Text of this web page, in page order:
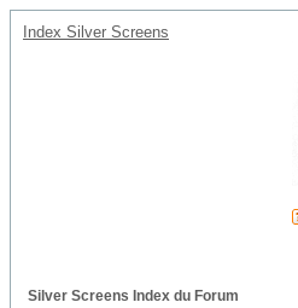
Index Silver Screens
Silver Screens Index du Forum